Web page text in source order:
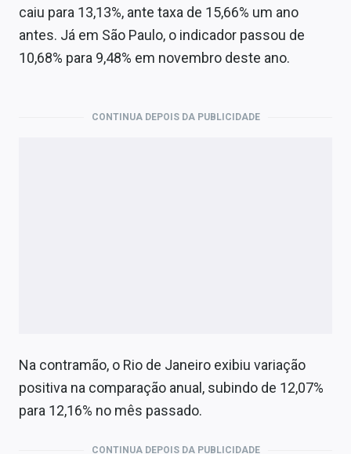
caiu para 13,13%, ante taxa de 15,66% um ano
antes. Já em São Paulo, o indicador passou de
10,68% para 9,48% em novembro deste ano.
CONTINUA DEPOIS DA PUBLICIDADE
Na contramão, o Rio de Janeiro exibiu variação
positiva na comparação anual, subindo de 12,07%
para 12,16% no mês passado.
CONTINUA DEPOIS DA PUBLICIDADE